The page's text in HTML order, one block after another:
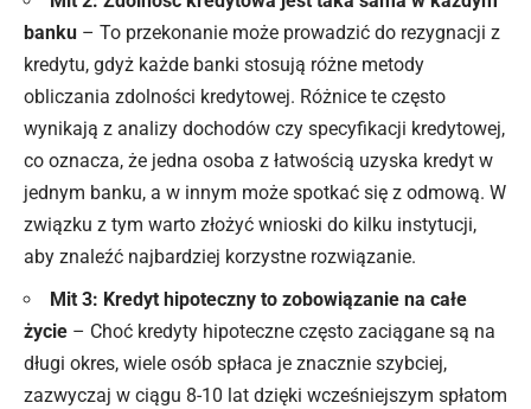
banku – To przekonanie może prowadzić do rezygnacji z
kredytu, gdyż każde banki stosują różne metody
obliczania zdolności kredytowej. Różnice te często
wynikają z analizy dochodów czy specyfikacji kredytowej,
co oznacza, że jedna osoba z łatwością uzyska kredyt w
jednym banku, a w innym może spotkać się z odmową. W
związku z tym warto złożyć wnioski do kilku instytucji,
aby znaleźć najbardziej korzystne rozwiązanie.
Mit 3: Kredyt hipoteczny to zobowiązanie na całe
życie – Choć kredyty hipoteczne często zaciągane są na
długi okres, wiele osób spłaca je znacznie szybciej,
zazwyczaj w ciągu 8-10 lat dzięki wcześniejszym spłatom